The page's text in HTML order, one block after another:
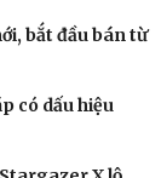
khuya
bé
hồn
bắt đầu bán từ
có dấu hiệu